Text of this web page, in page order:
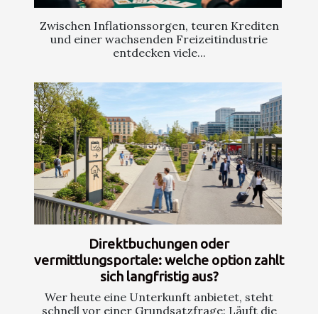
Zwischen Inflationssorgen, teuren Krediten
und einer wachsenden Freizeitindustrie
entdecken viele...
Direktbuchungen oder
vermittlungsportale: welche option zahlt
sich langfristig aus?
Wer heute eine Unterkunft anbietet, steht
schnell vor einer Grundsatzfrage: Läuft die